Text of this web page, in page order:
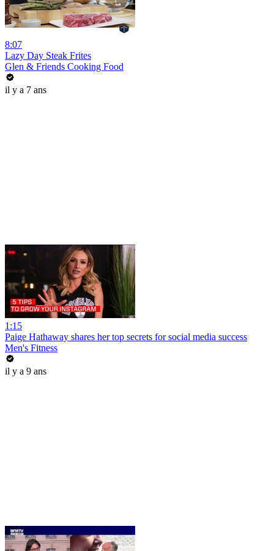
8:07
Lazy Day Steak Frites
Glen & Friends Cooking Food
il y a 7 ans
1:15
Paige Hathaway shares her top secrets for social media success
Men's Fitness
il y a 9 ans